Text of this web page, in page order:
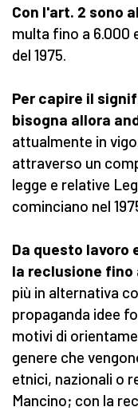
Con l'art. 2 sono
multa fino a 6.000
del 1975.
Per capire il
bisogna allora
attualmente in
attraverso un
legge e relative
cominciano nel
Da questo lavoro
la reclusione fino
più in alternativa
propaganda idee
motivi di
genere che
etnici, nazionali o
Mancino; con la